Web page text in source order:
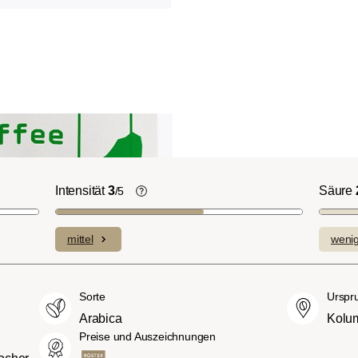
Cinnamon-
ausgeprägte
Säuren bei
und weniger
und vollem
Intensität3/5
Die individuellen Aromen der
Intensität einer Sorte, die eher leicht
intensiv und kräftig (5) schmecken
mittel
Säure
Sorte
Arabica
Preise und Auszeichnungen